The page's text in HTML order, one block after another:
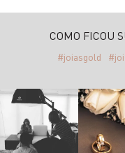
COMO FICOU
#joiasgold